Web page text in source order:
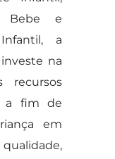
Bebe e
a
na
recursos
a fim de
em